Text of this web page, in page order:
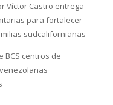
Víctor Castro entrega
para fortalecer
sudcalifornianas
BCS centros de